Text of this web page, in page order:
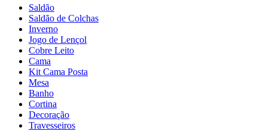
Saldão
Saldão de Colchas
Inverno
Jogo de Lençol
Cobre Leito
Cama
Kit Cama Posta
Mesa
Banho
Cortina
Decoração
Travesseiros